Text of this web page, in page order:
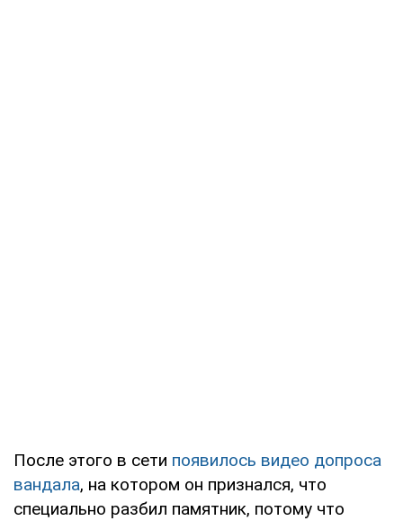
После этого в сети появилось видео допроса
вандала, на котором он признался, что
специально разбил памятник, потому что